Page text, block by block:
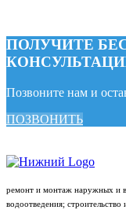
ПОЛУЧИТЕ
Позвоните нам и
ПОЗВОНИТЬ
ремонт и монтаж наружных и
водоотведения;